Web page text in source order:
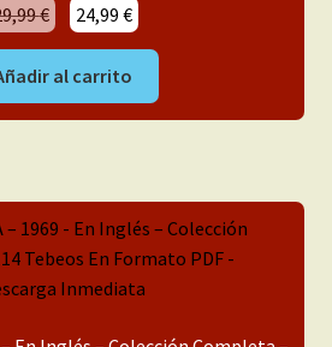
€
precio
original
era:
24,99€
precio
es:
al carrito